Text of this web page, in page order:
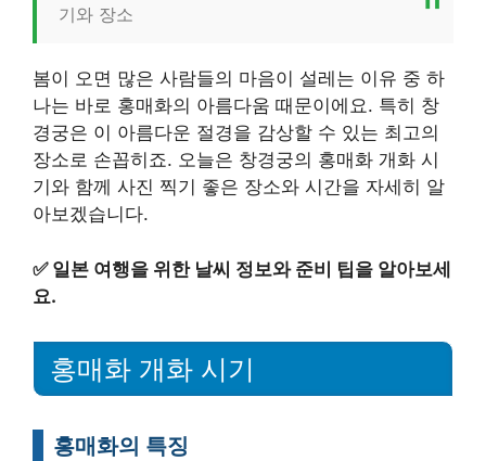
기와 장소
봄이 오면 많은 사람들의 마음이 설레는 이유 중 하
나는 바로 홍매화의 아름다움 때문이에요. 특히 창
경궁은 이 아름다운 절경을 감상할 수 있는 최고의
장소로 손꼽히죠. 오늘은 창경궁의 홍매화 개화 시
기와 함께 사진 찍기 좋은 장소와 시간을 자세히 알
아보겠습니다.
✅ 일본 여행을 위한 날씨 정보와 준비 팁을 알아보세
요.
홍매화 개화 시기
홍매화의 특징